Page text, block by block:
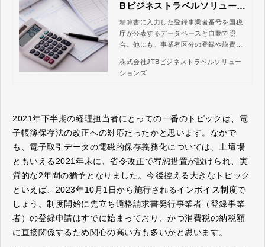
Bビジネストラベルソリューシ
ョンズ
精算書に入力した登録事業者番号を国税
庁が公表するデータベースと自動で照
合。他にも、事業者区分の登録や旅費交
ど、インボイス制度により新たに発生し
株式会社JTBビジネストラベルソリュー
ションズ
2021年下半期の経理担当者にとっての一番のトピックは、電
子帳簿保存法の改正への対応だったかと思います。なかで
も、電子取引データの電磁的保存義務化については、土壇場
ともいえる2021年末に、省令改正で宥恕措置が設けられ、実
質的な2年間の猶予となりました。今後控える大きなトピック
といえば、2023年10月1日から施行されるインボイス制度で
しょう。制度開始に先立ち適格請求書発行事業者（登録事業
者）の登録申請はすでに始まっており、かつ消費税の納税額
に直接関係するため関心の高い方も多いかと思います。